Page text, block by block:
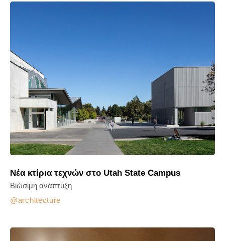
Νέα κτίρια τεχνών στο Utah State Campus
architecture
Βιώσιμη ανάπτυξη